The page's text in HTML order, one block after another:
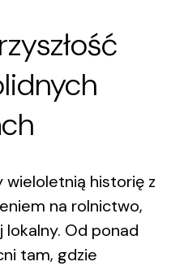
wieloletnią historię z
na rolnictwo,
Od ponad
tam, gdzie